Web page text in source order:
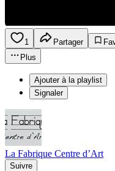
1 Partager
Plus
Ajouter à la playlist
Signaler
La Fabrique Centre d’Art
Suivre